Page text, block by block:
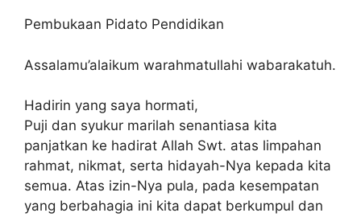
Pembukaan Pidato Pendidikan
Assalamu’alaikum warahmatullahi wabarakatuh.
Hadirin yang saya hormati,
Puji dan syukur marilah senantiasa kita
panjatkan ke hadirat Allah Swt. atas limpahan
rahmat, nikmat, serta hidayah-Nya kepada kita
semua. Atas izin-Nya pula, pada kesempatan
yang berbahagia ini kita dapat berkumpul dan